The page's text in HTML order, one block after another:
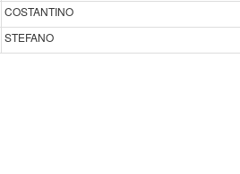
COSTANTINO
STEFANO